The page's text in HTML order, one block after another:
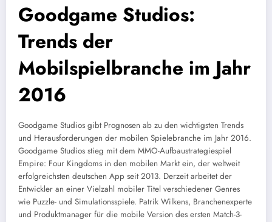
Goodgame Studios:
Trends der
Mobilspielbranche im Jahr
2016
Goodgame Studios gibt Prognosen ab zu den wichtigsten Trends
und Herausforderungen der mobilen Spielebranche im Jahr 2016.
Goodgame Studios stieg mit dem MMO-Aufbaustrategiespiel
Empire: Four Kingdoms in den mobilen Markt ein, der weltweit
erfolgreichsten deutschen App seit 2013. Derzeit arbeitet der
Entwickler an einer Vielzahl mobiler Titel verschiedener Genres
wie Puzzle- und Simulationsspiele. Patrik Wilkens, Branchenexperte
und Produktmanager für die mobile Version des ersten Match-3-